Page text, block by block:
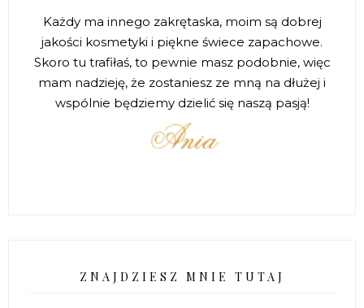
Każdy ma innego zakrętaska, moim są dobrej
jakości kosmetyki i piękne świece zapachowe.
Skoro tu trafiłaś, to pewnie masz podobnie, więc
mam nadzieję, że zostaniesz ze mną na dłużej i
wspólnie będziemy dzielić się naszą pasją!
ZNAJDZIESZ MNIE TUTAJ